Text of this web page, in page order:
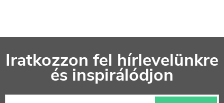
áIratkozzon fel hírlevelünkre
és inspirálódjon